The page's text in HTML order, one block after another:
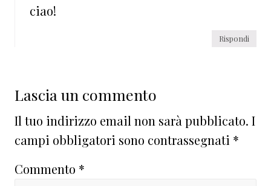
ciao!
Rispondi
Lascia un commento
Il tuo indirizzo email non sarà pubblicato. I
campi obbligatori sono contrassegnati *
Commento *